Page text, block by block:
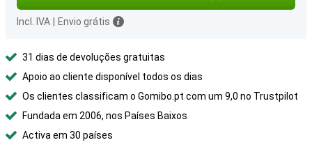
Incl. IVA Envio grátis
31 dias de devoluções gratuitas
Apoio ao cliente disponível todos os dias
Os clientes classificam o Gomibo.pt com um 9,0 no Trustpilot
Fundada em 2006, nos Países Baixos
Activa em 30 países